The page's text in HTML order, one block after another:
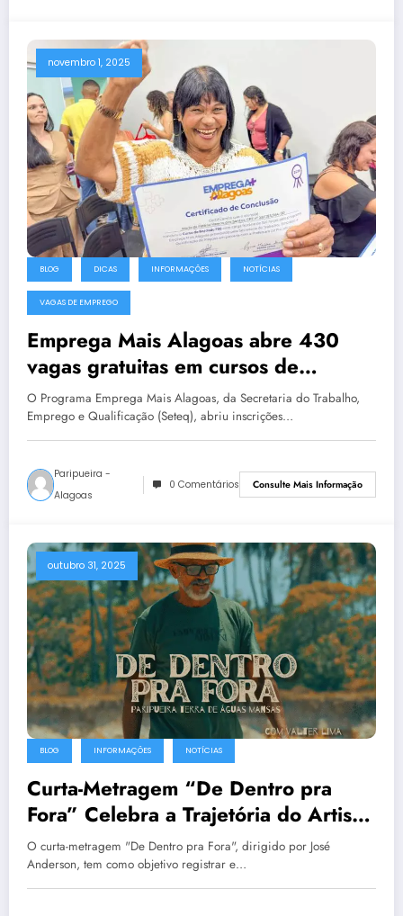
novembro 1, 2025
BLOG DICAS INFORMAÇÕES NOTÍCIAS
VAGAS DE EMPREGO
Emprega Mais Alagoas abre 430
vagas gratuitas em cursos de
qualificação em Maceió e Paripueira
O Programa Emprega Mais Alagoas, da Secretaria do Trabalho,
Emprego e Qualificação (Seteq), abriu inscrições…
Paripueira -
Alagoas
0 Comentários Consulte Mais Informação
outubro 31, 2025
BLOG INFORMAÇÕES NOTÍCIAS
Curta-Metragem “De Dentro pra
Fora” Celebra a Trajetória do Artista
Popular Valter Lima
O curta-metragem "De Dentro pra Fora", dirigido por José
Anderson, tem como objetivo registrar e…